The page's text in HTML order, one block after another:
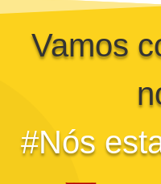
Vamos
#Nós